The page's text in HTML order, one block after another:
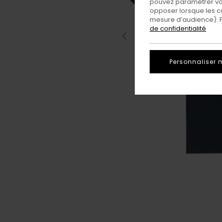
opposer lorsque les
mesure d’audience).
de confidentialité
Personnaliser